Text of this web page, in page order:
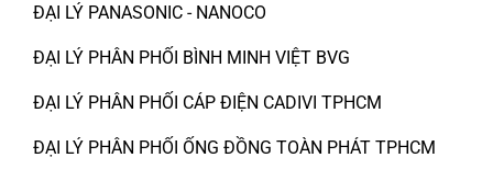
ĐẠI LÝ PANASONIC - NANOCO
ĐẠI LÝ PHÂN PHỐI BÌNH MINH VIỆT BVG
ĐẠI LÝ PHÂN PHỐI CÁP ĐIỆN CADIVI TPHCM
ĐẠI LÝ PHÂN PHỐI ỐNG ĐỒNG TOÀN PHÁT TPHCM